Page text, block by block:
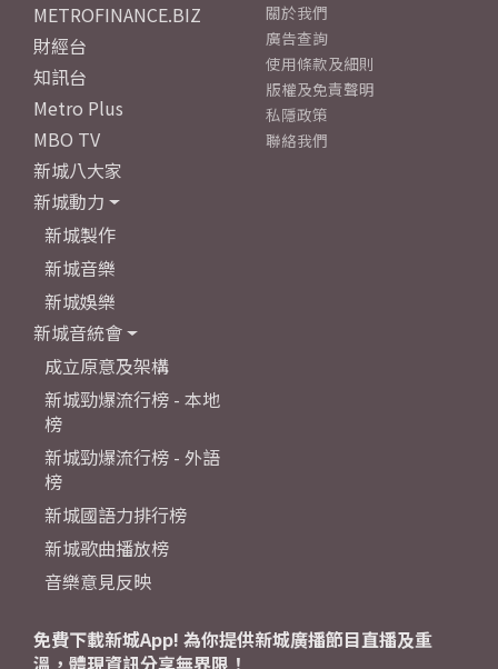
METROFINANCE.BIZ
財經台
知訊台
Metro Plus
MBO TV
新城八大家
新城動力
新城製作
新城音樂
新城娛樂
新城音統會
成立原意及架構
新城勁爆流行榜 - 本地
榜
新城勁爆流行榜 - 外語
榜
新城國語力排行榜
新城歌曲播放榜
音樂意見反映
關於我們
廣告查詢
使用條款及細則
版權及免責聲明
私隱政策
聯絡我們
免費下載新城App! 為你提供新城廣播節目直播及重